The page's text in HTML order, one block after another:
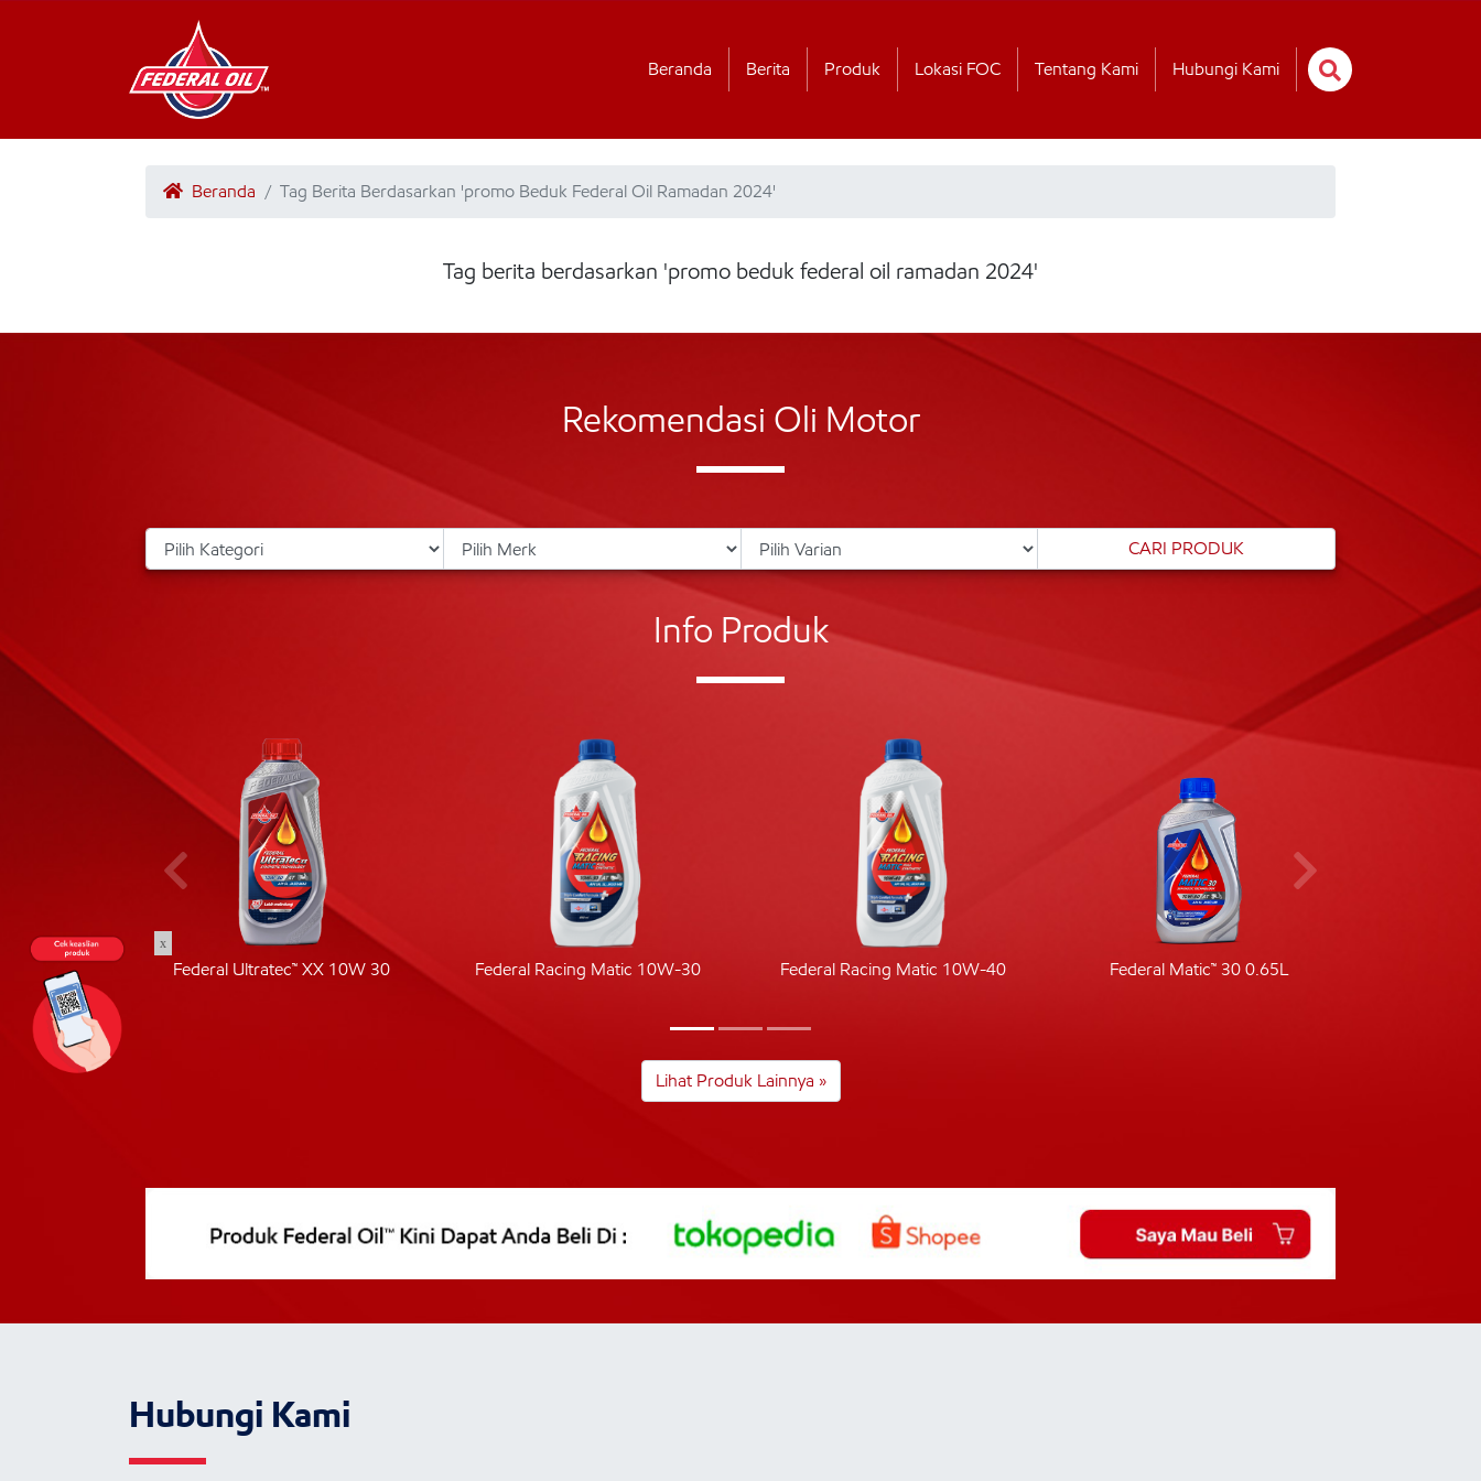
Beranda Berita Produk Lokasi FOC Tentang Kami Hubungi Kami
Beranda Tag Berita Berdasarkan 'promo Beduk Federal Oil Ramadan 2024'
Tag berita berdasarkan 'promo beduk federal oil ramadan 2024'
Rekomendasi Oli Motor
Info Produk
Federal Ultratec™ XX 10W 30 Federal Racing Matic 10W-30 Federal Racing Matic 10W-40 Federal Matic™ 30 0.65L
Lihat Produk Lainnya »
Hubungi Kami
x